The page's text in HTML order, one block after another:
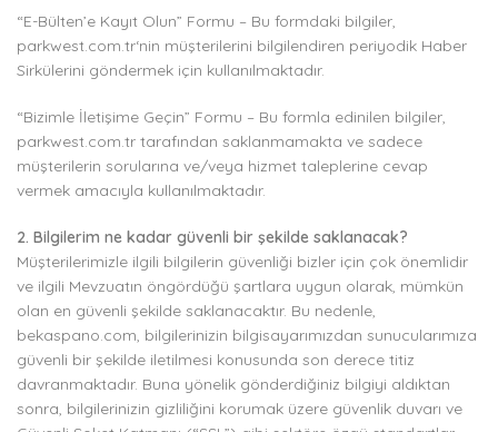
“E-Bülten’e Kayıt Olun” Formu – Bu formdaki bilgiler,
parkwest.com.tr‘nin müşterilerini bilgilendiren periyodik Haber
Sirkülerini göndermek için kullanılmaktadır.
“Bizimle İletişime Geçin” Formu – Bu formla edinilen bilgiler,
parkwest.com.tr tarafından saklanmamakta ve sadece
müşterilerin sorularına ve/veya hizmet taleplerine cevap
vermek amacıyla kullanılmaktadır.
2. Bilgilerim ne kadar güvenli bir şekilde saklanacak?
Müşterilerimizle ilgili bilgilerin güvenliği bizler için çok önemlidir
ve ilgili Mevzuatın öngördüğü şartlara uygun olarak, mümkün
olan en güvenli şekilde saklanacaktır. Bu nedenle,
bekaspano.com, bilgilerinizin bilgisayarımızdan sunucularımıza
güvenli bir şekilde iletilmesi konusunda son derece titiz
davranmaktadır. Buna yönelik gönderdiğiniz bilgiyi aldıktan
sonra, bilgilerinizin gizliliğini korumak üzere güvenlik duvarı ve